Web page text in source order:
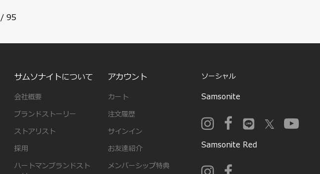
/ 95
サムソナイトについて
会社概要
ブランドストーリー
ストアリスト
採用
ハートマンブランドスト
アカウント
カート
注文履歴
サインイン
お友達紹介
メンバーシップ特典
ソーシャル
Samsonite
Samsonite Red